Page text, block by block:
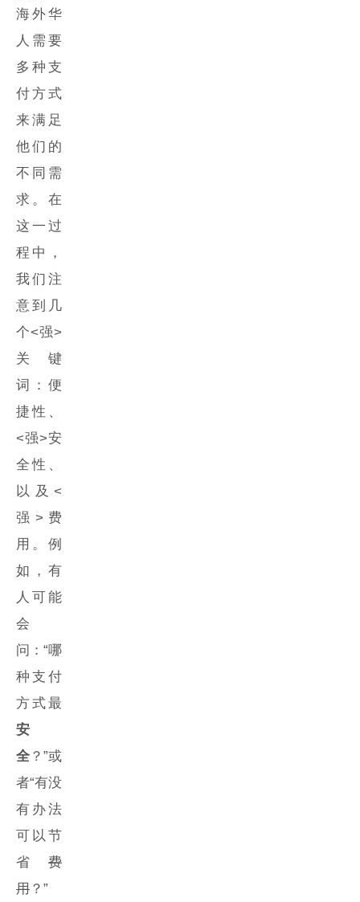
海外华
人需要
多种支
付方式
来满足
他们的
不同需
求。在
这一过
程中，
我们注
意到几
个<强>
关键
词：便
捷性、
<强>安
全性、
以及<
强>费
用。例
如，有
人可能
会
问：“哪
种支付
方式最
安
全 ？”或
者“有没
有办法
可以节
省 费
用 ？”